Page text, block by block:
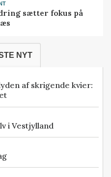
sætter fokus på
NYT
af skrigende kvier:
i Vestjylland